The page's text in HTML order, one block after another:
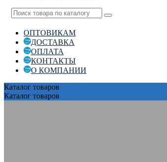
ОПТОВИКАМ
ДОСТАВКА
ОПЛАТА
КОНТАКТЫ
О КОМПАНИИ
Каталог товаров
Каталог товаров